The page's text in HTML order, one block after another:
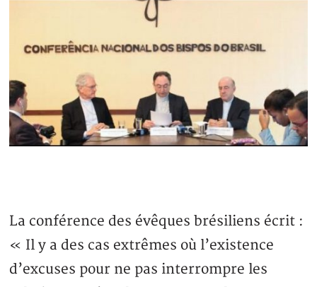
La conférence des évêques brésiliens écrit :
« Il y a des cas extrêmes où l’existence
d’excuses pour ne pas interrompre les